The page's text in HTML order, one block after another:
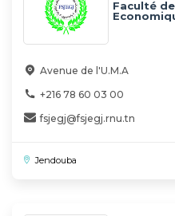
Faculté
Avenue de l'U.M.A
+216 78 60 03 00
fsjegj@fsjegj.rnu.tn
Jendouba